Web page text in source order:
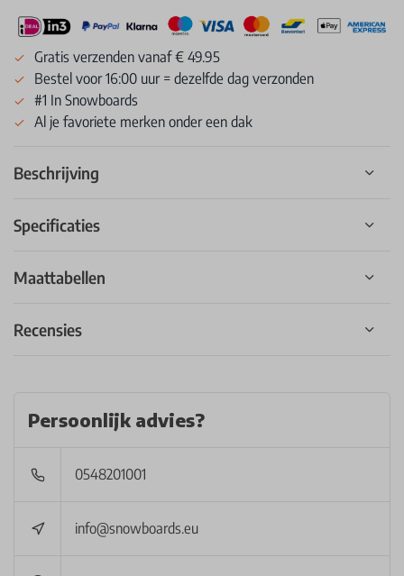
Gratis verzenden vanaf € 49.95
Bestel voor 16:00 uur = dezelfde dag verzonden
#1 In Snowboards
Al je favoriete merken onder een dak
Beschrijving
Specificaties
Maattabellen
Recensies
Persoonlijk advies?
0548201001
info@snowboards.eu